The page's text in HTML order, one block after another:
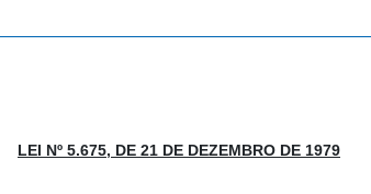
LEI Nº 5.675, DE 21 DE DEZEMBRO DE 1979